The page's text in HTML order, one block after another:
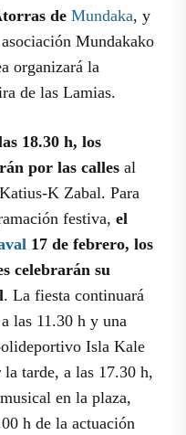
de Mundaka, y
Mundakako
organizará la
de las Lamias.
18.30 h, los
por las calles al
K Zabal. Para
festiva, el
17 de febrero, los
celebrarán su
. La fiesta continuará
las 11.30 h y una
Isla Kale
tarde, a las 17.30 h,
en la plaza,
h de la actuación